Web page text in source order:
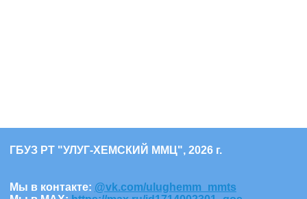
ГБУЗ РТ "УЛУГ-ХЕМСКИЙ ММЦ", 2026 г.
Мы в контакте: @vk.com/ulughemm_mmts